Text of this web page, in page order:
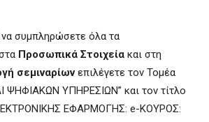
να συμπληρώσετε όλα τα
Προσωπικά Στοιχεία και στη
σεμιναρίωνεπιλέγετε τον Τομέα
ΥΠΗΡΕΣΙΩΝ” και τον τίτλο
ΕΦΑΡΜΟΓΗΣ: e-ΚΟΥΡΟΣ: